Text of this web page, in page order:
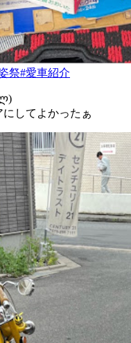
祭#愛車紹介
してよかったぁ